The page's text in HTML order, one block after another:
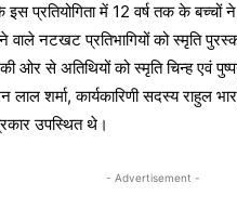
इस प्रतियोगिता में 12 वर्ष तक के
वाले नटखट प्रतिभागियों को स्मृति
की ओर से अतिथियों को स्मृति चिन्ह एवं
लाल शर्मा, कार्यकारिणी सदस्य राहुल
उपस्थित थे।
- Advertisement -